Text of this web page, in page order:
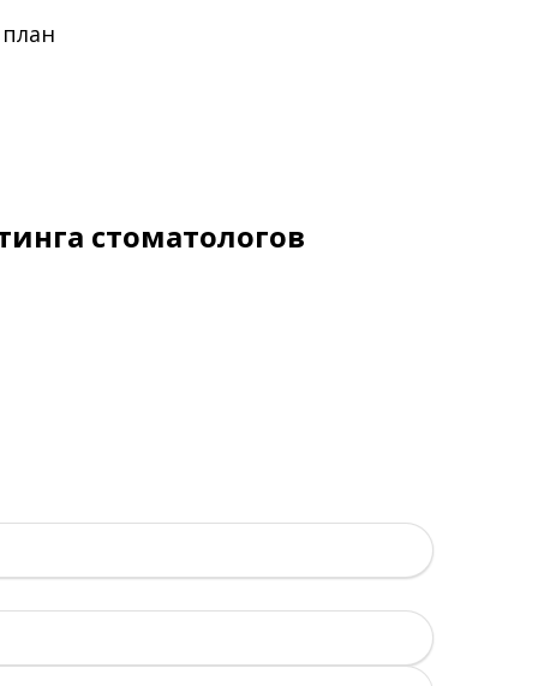
стоматологов